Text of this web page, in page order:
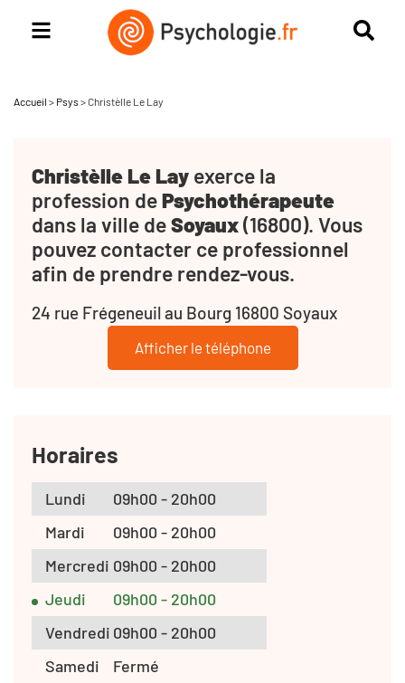
Accueil > Psys >Christèlle Le Lay
Christèlle Le Lay exerce la
profession dePsychothérapeute
dans la ville deSoyaux(16800). Vous
pouvez contacter ce professionnel
afin de prendre rendez-vous.
24 rue Frégeneuil au Bourg 16800 Soyaux
Afficher le téléphone
Horaires
Lundi
09h00 - 20h00
Mardi
09h00 - 20h00
Mercredi 09h00 - 20h00
Jeudi
09h00 - 20h00
Vendredi 09h00 - 20h00
Samedi
Fermé